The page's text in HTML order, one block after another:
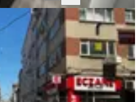
Caddeye Çok Yakın
Daire
Selimiye Mahallesi
·2. Kat · 08.08.2026
₺